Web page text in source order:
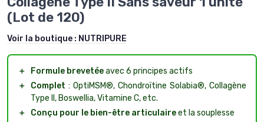
(Lot de 120)
Voir la boutique : NUTRIPURE
＋ Formule brevetéeavec 6 principes actifs
＋
Complet : OptiMSM®, Chondroïtine Solabia®, Collagène
Type II, Boswellia, Vitamine C, etc.
＋
Conçu pour le bien-être articulaireet la souplesse